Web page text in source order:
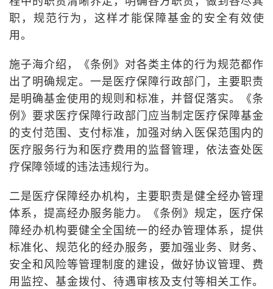
职，规范行为，这样才能保障基金的安全有效使
用。
施子海介绍，《条例》对各类主体的行为规范都作
出了明确规定。一是医疗保障行政部门，主要职责
是明确基金使用的规则和标准，并督促落实。《条
例》要求医疗保障行政部门应当制定医疗保障基金
的支付范围、支付标准，加强对纳入医保范围内的
医疗服务行为和医疗费用的监督管理，依法查处医
疗保障领域的违法违规行为。
二是医疗保障经办机构，主要职责是健全经办管理
体系，提高经办服务能力。《条例》规定，医疗保
障经办机构要健全全国统一的经办管理体系，提供
标准化、规范化的经办服务，要加强业务、财务、
安全和风险等管理制度的建设，做好协议管理、费
用监控、基金拨付、待遇审核及支付等相关工作。